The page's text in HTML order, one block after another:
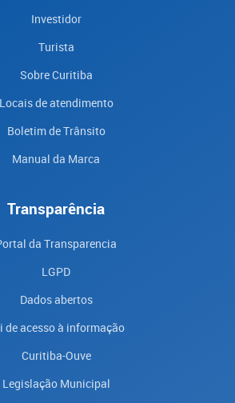
Investidor
Turista
Sobre Curitiba
Locais de atendimento
Boletim de Trânsito
Manual da Marca
Transparência
da Transparencia
LGPD
Dados abertos
de acesso à informação
Curitiba-Ouve
Legislação Municipal